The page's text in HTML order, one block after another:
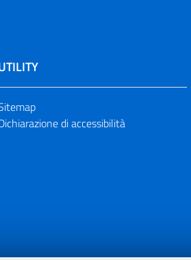
di accessibilità